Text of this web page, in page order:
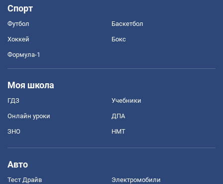
Спорт
Футбол Баскетбол
Хоккей Бокс
Формула-1
Моя школа
ГДЗ Учебники
Онлайн уроки ДПА
ЗНО НМТ
Авто
Тест Драйв Электромобили